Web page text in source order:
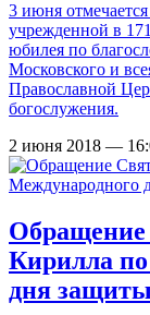
3 июня
учрежденной в
юбилея по
Московского и
Православной
богослужения.
2 июня 2018 —
Обращение
Кирилла
дня